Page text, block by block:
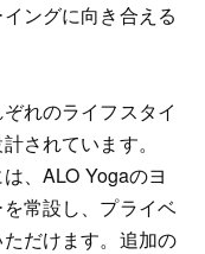
ングに向き合える
れのライフスタイ
されています。
、ALO Yogaのヨ
常設し、プライベ
だけます。追加の